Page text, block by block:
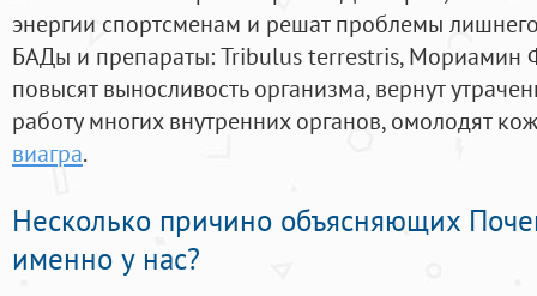
энергии спортсменам и решат проблемы
БАДы и препараты:Tribulus terrestris, Мориамин
повысят выносливость организма, вернут
работу многих внутренних органов, омолодят
виагра.
Несколько причино объясняющих
именно у нас?